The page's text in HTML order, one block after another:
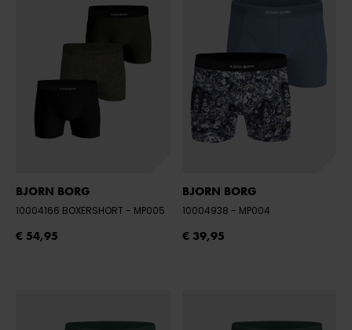
BJORN BORG
10004166 BOXERSHORT - MP005
€ 54,95
BJORN BORG
10004938 - MP004
€ 39,95